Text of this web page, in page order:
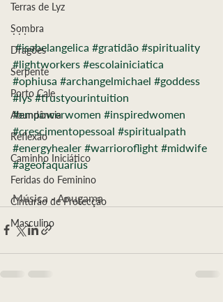
Terras de Lyz
Sombra
Dragões
Serpente
Porto Cale
Abundância
Reflexão
Caminho Iniciático
Feridas do Feminino
Cinturão de Protecção
Masculino
. . .
#isabelangelica #gratidão #spirituality
#lightworkers #escolainiciatica
#ophiusa #archangelmichael #goddess
#lys #trustyourintuition
#empowerwomen #inspiredwomen
#crescimentopessoal #spiritualpath
#energyhealer #warrioroflight #midwife
#ageofaquarius
Música - Anugama